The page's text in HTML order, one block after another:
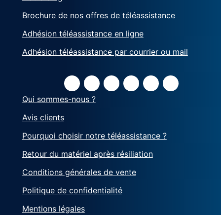
Brochure de nos offres de téléassistance
Adhésion téléassistance en ligne
Adhésion téléassistance par courrier ou mail
Qui sommes-nous ?
Avis clients
Pourquoi choisir notre téléassistance ?
Retour du matériel après résiliation
Conditions générales de vente
Politique de confidentialité
Mentions légales